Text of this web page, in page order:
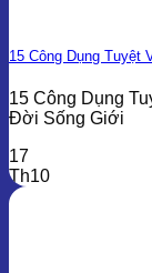
15 Công Dụng
15 Công Dụng
Đời Sống Giới
17
Th10